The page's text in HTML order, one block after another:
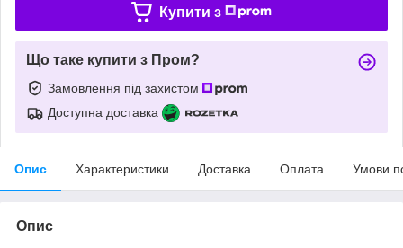
Купити з
Що таке купити з Пром?
Замовлення під захистом
Доступна доставка
Опис Характеристики Доставка Оплата Умови
Опис